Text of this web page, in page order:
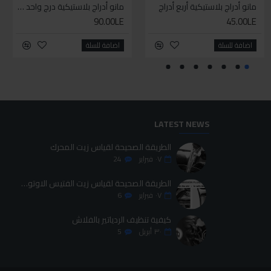
سيليكون متعدد الاستخدام
70.00LE
اضافة للسلة
طقم حل كلبسات بشنطه قماش ١٩ قطعه للخدمات الشاقه
700.00LE
اضافة للسلة
مانو أدراج بلاستيكية أربع أدراج
45.00LE
اضافة للسلة
مانو أدراج بلاستيكية درج واحد حجم كبير
90.00LE
اضافة للسلة
LATEST NEWS
الطريقة الصحيحة لقياس زيت المحرك
٠٧ فبراير 24
الطريقة الصحيحة لقياس زيت الفتيس الاوتوماتيك
٠٧ فبراير 6
كيفية تنظيف الردياتير بالفلاش
٣٠ أبريل 5